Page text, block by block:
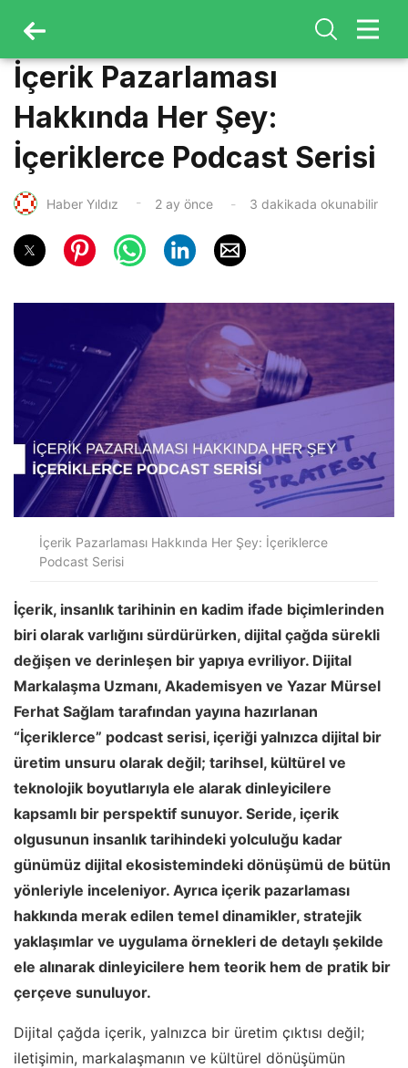
İçerik Pazarlaması
Hakkında Her Şey:
İçeriklerce Podcast Serisi
Haber Yıldız 2 ay önce 3 dakikada okunabilir
İçerik Pazarlaması Hakkında Her Şey: İçeriklerce
Podcast Serisi
İçerik, insanlık tarihinin en kadim ifade biçimlerinden
biri olarak varlığını sürdürürken, dijital çağda sürekli
değişen ve derinleşen bir yapıya evriliyor. Dijital
Markalaşma Uzmanı, Akademisyen ve Yazar Mürsel
Ferhat Sağlam tarafından yayına hazırlanan
“İçeriklerce” podcast serisi, içeriği yalnızca dijital bir
üretim unsuru olarak değil; tarihsel, kültürel ve
teknolojik boyutlarıyla ele alarak dinleyicilere
kapsamlı bir perspektif sunuyor. Seride, içerik
olgusunun insanlık tarihindeki yolculuğu kadar
günümüz dijital ekosistemindeki dönüşümü de bütün
yönleriyle inceleniyor. Ayrıca içerik pazarlaması
hakkında merak edilen temel dinamikler, stratejik
yaklaşımlar ve uygulama örnekleri de detaylı şekilde
ele alınarak dinleyicilere hem teorik hem de pratik bir
çerçeve sunuluyor.
Dijital çağda içerik, yalnızca bir üretim çıktısı değil;
iletişimin, markalaşmanın ve kültürel dönüşümün